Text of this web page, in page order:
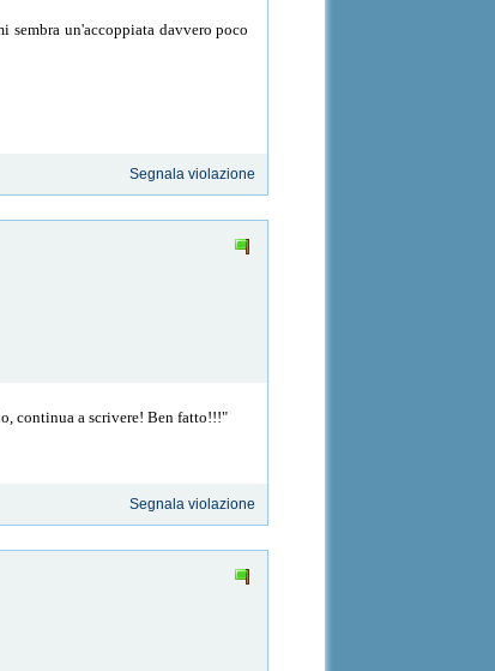
sembra un'accoppiata davvero poco
Segnala violazione
continua a scrivere! Ben fatto!!!"
Segnala violazione